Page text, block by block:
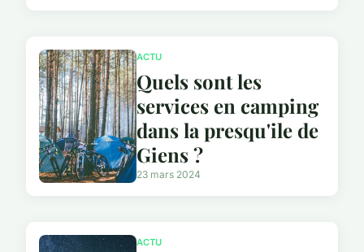
ACTU
Quels sont les
services en camping
dans la presqu'ile de
Giens ?
23 mars 2024
ACTU